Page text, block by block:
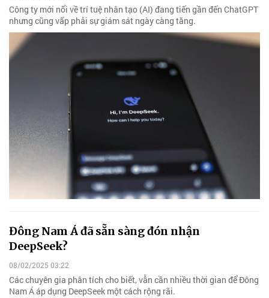
Công ty mới nổi về trí tuệ nhân tạo (AI) đang tiến gần đến ChatGPT
nhưng cũng vấp phải sự giám sát ngày càng tăng.
Đông Nam Á đã sẵn sàng đón nhận
DeepSeek?
08/02/2025 03:22
Các chuyên gia phân tích cho biết, vẫn cần nhiều thời gian để Đông
Nam Á áp dụng DeepSeek một cách rộng rãi.